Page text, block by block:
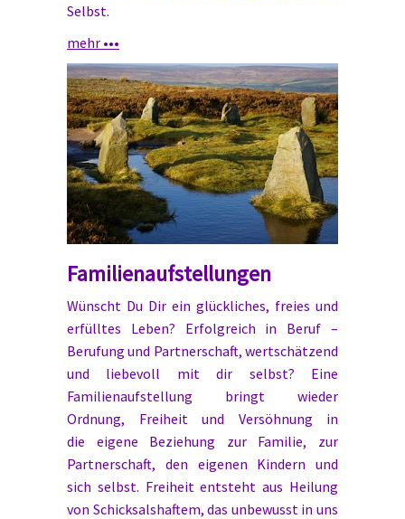
Selbst.
mehr •••
Familienaufstellungen
Wünscht Du Dir ein glückliches, freies und
erfülltes Leben? Erfolgreich in Beruf –
Berufung und Partnerschaft, wertschätzend
und liebevoll mit dir selbst? Eine
Familienaufstellung bringt wieder
Ordnung, Freiheit und Versöhnung in
die eigene Beziehung zur Familie, zur
Partnerschaft, den eigenen Kindern und
sich selbst. Freiheit entsteht aus Heilung
von Schicksalshaftem, das unbewusst in uns